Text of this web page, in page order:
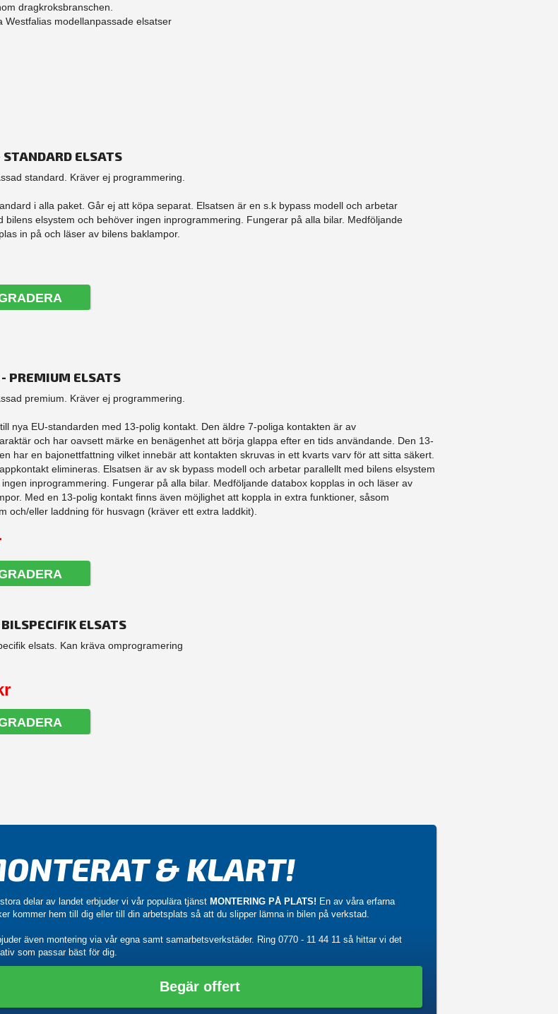
dragkroksbranschen.
modellanpassade elsatser
ELSATS
standard. Kräver ej programmering.
i alla paket. Går ej att köpa separat. Elsatsen är en s.k bypass modell och arbetar
bilens elsystem och behöver ingen inprogrammering. Fungerar på alla bilar. Medföljande
in på och läser av bilens baklampor.
PREMIUM ELSATS
premium. Kräver ej programmering.
nya EU-standarden med 13-polig kontakt. Den äldre 7-poliga kontakten är av
och har oavsett märke en benägenhet att börja glappa efter en tids användande. Den 13-
har en bajonettfattning vilket innebär att kontakten skruvas in ett kvarts varv för att sitta säkert.
elimineras. Elsatsen är av sk bypass modell och arbetar parallellt med bilens elsystem
inprogrammering. Fungerar på alla bilar. Medföljande databox kopplas in och läser av
Med en 13-polig kontakt finns även möjlighet att koppla in extra funktioner, såsom
och/eller laddning för husvagn (kräver ett extra laddkit).
ELSATS
elsats. Kan kräva omprogramering
& KLART!
delar av landet erbjuder vi vår populära tjänst MONTERING PÅ PLATS! En av våra erfarna
kommer hem till dig eller till din arbetsplats så att du slipper lämna in bilen på verkstad.
även montering via vår egna samt samarbetsverkstäder. Ring 0770 - 11 44 11 så hittar vi det
som passar bäst för dig.
Begär offert